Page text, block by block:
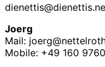
Joerg
Mail:
Mobile: +49 160